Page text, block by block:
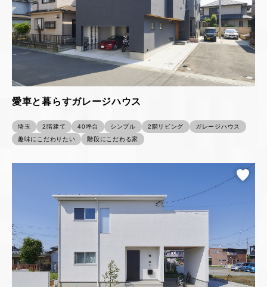
愛車と暮らすガレージハウス
埼玉 2階建て 40坪台 シンプル 2階リビング
ガレージハウス
趣味にこだわりたい
階段にこだわる家